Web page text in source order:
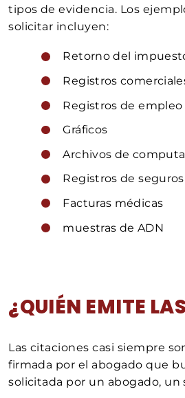
tipos de evidencia. Los
solicitar incluyen:
Retorno del
Registros
Registros de empleo
Gráficos
Archivos de
Registros de seguros
Facturas médicas
muestras de ADN
¿QUIÉN EMITE
Las citaciones casi siempre
firmada por el abogado que
solicitada por un abogado,